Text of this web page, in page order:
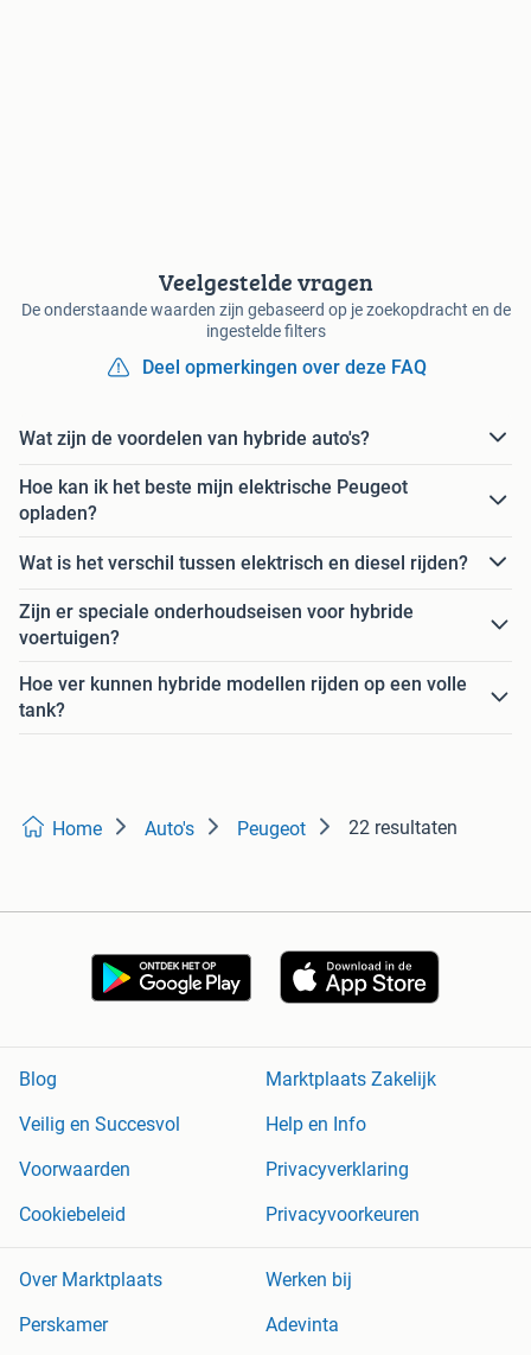
Veelgestelde vragen
De onderstaande waarden zijn gebaseerd op je zoekopdracht en de
ingestelde filters
Deel opmerkingen over deze FAQ
Wat zijn de voordelen van hybride auto's?
Hoe kan ik het beste mijn elektrische Peugeot
opladen?
Wat is het verschil tussen elektrisch en diesel rijden?
Zijn er speciale onderhoudseisen voor hybride
voertuigen?
Hoe ver kunnen hybride modellen rijden op een volle
tank?
Home Auto's Peugeot 22 resultaten
Blog
Marktplaats Zakelijk
Veilig en Succesvol
Help en Info
Voorwaarden
Privacyverklaring
Cookiebeleid
Privacyvoorkeuren
Over Marktplaats
Werken bij
Perskamer
Adevinta